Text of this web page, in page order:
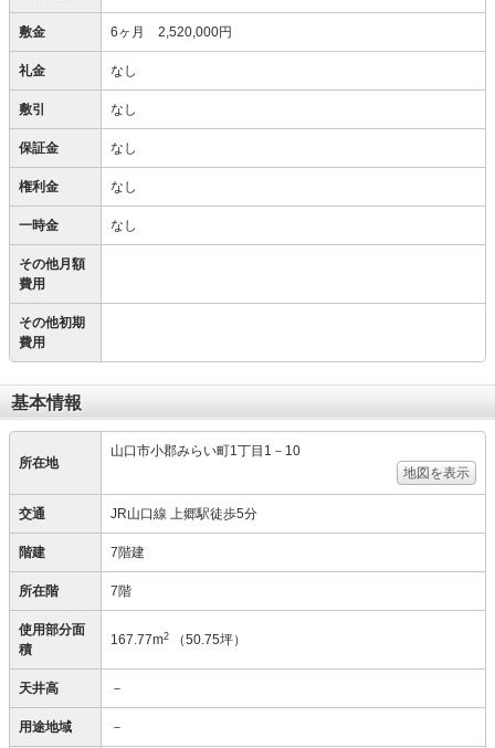
敷金 6ヶ月 2,520,000円
礼金 なし
敷引 なし
保証金 なし
権利金 なし
一時金 なし
その他月額
費用
その他初期
費用
基本情報
所在地
山口市小郡みらい町1丁目1－10
地図を表示
交通 JR山口線 上郷駅徒歩5分
階建 7階建
所在階 7階
使用部分面
積
167.77m2 （50.75坪）
天井高 －
用途地域 －